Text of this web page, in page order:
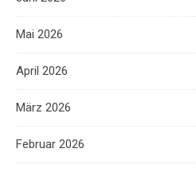
Mai 2026
April 2026
März 2026
Februar 2026